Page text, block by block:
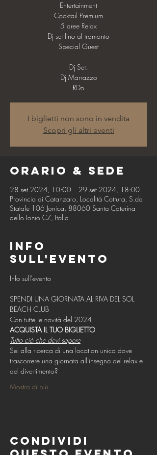
Entertainment
Cocktail Premium
5 aree Relax
Dj set fino al tramonto
Special Guest
Dj Set:
Dj Marrazzo
I biglietti non sono in vendita
Scopri gli altri eventi
Orario & Sede
28 set 2024, 10:00 – 29 set 2024, 18:00
Provincia di Catanzaro, Località Cottura, S.da
Statale 106 Jonica, 88060 Santa Caterina
dello Ionio CZ, Italia
Info
sull'evento
SPENDI UNA GIORNATA AL RIVA DEL SOL
BEACH CLUB
Con tutte le novità del 2024
ACQUISTA IL TUO BIGLIETTO
Tutto ciò che devi sapere
Sei alla ricerca di una location unica dove
trascorrere una giornata all'insegna del relax e
del divertimento? ​
Mostra di più
Condividi